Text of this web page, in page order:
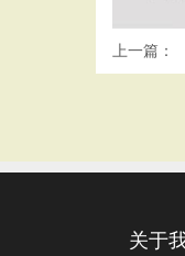
上一篇：
关于